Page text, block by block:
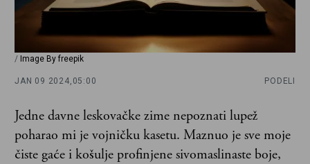
/ Image By freepik
JAN 09 2024, 05:00 PODELI
Jedne davne leskovačke zime nepoznati lupež
poharao mi je vojničku kasetu. Maznuo je sve moje
čiste gaće i košulje profinjene sivomaslinaste boje,